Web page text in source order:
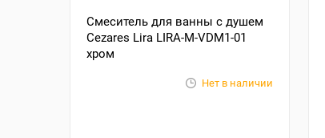
Смеситель для ванны с душем
Cezares Lira LIRA-M-VDM1-01
хром
Нет в наличии